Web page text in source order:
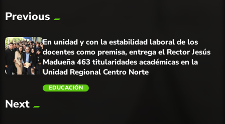
Previous
trending_flat
En unidad y con la estabilidad laboral de los
docentes como premisa, entrega el Rector Jesús
Madueña 463 titularidades académicas en la
Unidad Regional Centro Norte
EDUCACIÓN
Next